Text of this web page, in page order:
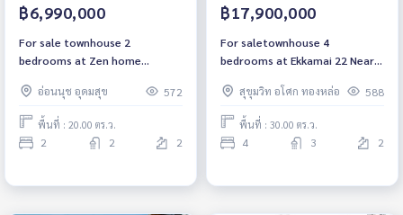
฿6,990,000
For sale townhouse 2
bedrooms at Zen home
Fully furnished Ready to move
in Sale 6.99 Million Baht
อ่อนนุช อุดมสุข 572
พื้นที่ : 20.00 ตร.ว.
2 2 2
฿17,900,000
For saletownhouse 4
bedrooms at Ekkamai 22 Near
Ready to move in Sale 17.9
Million Baht
สุขุมวิท อโศก ทองหล่อ 588
พื้นที่ : 30.00 ตร.ว.
4 3 2